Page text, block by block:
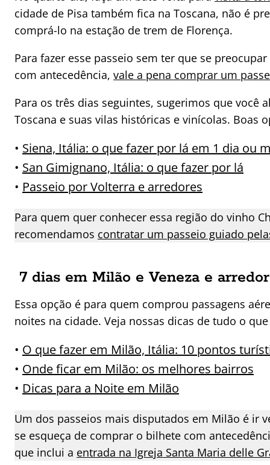
cidade de Pisa também fica na Toscana, não é
comprá-lo na estação de trem de Florença.
Para fazer esse passeio sem ter que se
com antecedência, vale a pena comprar um
Para os três dias seguintes, sugerimos que você
Toscana e suas vilas históricas e vinícolas. Boas
• Siena, Itália: o que fazer por lá em 1 dia ou
• San Gimignano, Itália: o que fazer por lá
• Passeio por Volterra e arredores
Para quem quer conhecer essa região do vinho
recomendamos contratar um passeio guiado
7 dias em Milão e Veneza e
Essa opção é para quem comprou passagens
noites na cidade. Veja nossas dicas de tudo o
• O que fazer em Milão, Itália: 10 pontos
• Onde ficar em Milão: os melhores bairros
• Dicas para a Noite em Milão
Um dos passeios mais disputados em Milão é ir
se esqueça de comprar o bilhete com
que inclui a entrada na Igreja Santa Maria delle